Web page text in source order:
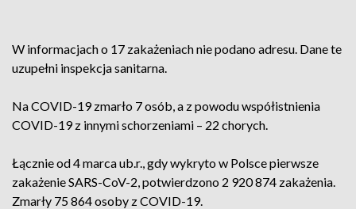
W informacjach o 17 zakażeniach nie podano adresu. Dane te
uzupełni inspekcja sanitarna.
Na COVID-19 zmarło 7 osób, a z powodu współistnienia
COVID-19 z innymi schorzeniami – 22 chorych.
Łącznie od 4 marca ub.r., gdy wykryto w Polsce pierwsze
zakażenie SARS-CoV-2, potwierdzono 2 920 874 zakażenia.
Zmarły 75 864 osoby z COVID-19.